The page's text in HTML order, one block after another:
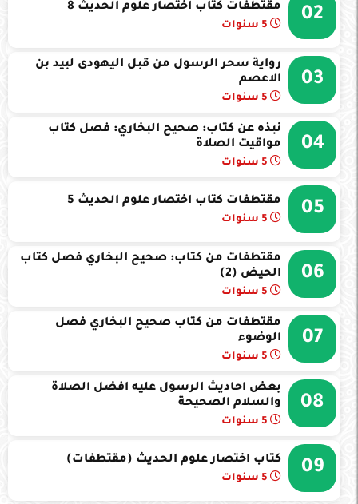
02 مقتطفات كتاب اختصار علوم الحديث 8
03
رواية سحر الرسول من قبل اليهودى لبيد بن
الاعصم
04
نبذه عن كتاب: صحيح البخاري: فصل كتاب
مواقيت الصلاة
05 مقتطفات كتاب اختصار علوم الحديث 5
06
مقتطفات من كتاب: صحيح البخاري فصل كتاب
الحيض (2)
07
مقتطفات من كتاب صحيح البخاري فصل
الوضوء
08
بعض احاديث الرسول عليه افضل الصلاة
والسلام الصحيحة
09 كتاب اختصار علوم الحديث (مقتطفات)